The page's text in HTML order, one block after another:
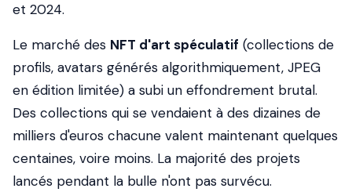
et 2024.
Le marché des NFT d'art spéculatif (collections de
profils, avatars générés algorithmiquement, JPEG
en édition limitée) a subi un effondrement brutal.
Des collections qui se vendaient à des dizaines de
milliers d'euros chacune valent maintenant quelques
centaines, voire moins. La majorité des projets
lancés pendant la bulle n'ont pas survécu.